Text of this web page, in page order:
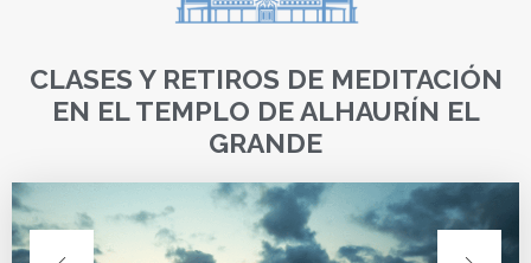
CLASES Y RETIROS DE MEDITACIÓN
EN EL TEMPLO DE ALHAURÍN EL
GRANDE